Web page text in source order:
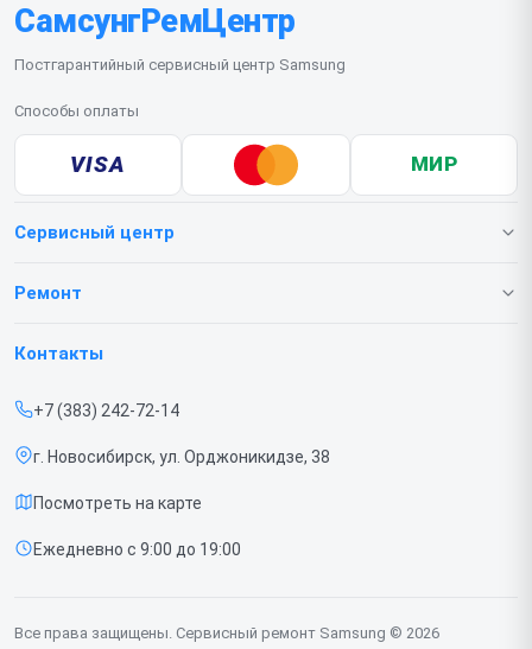
СамсунгРемЦентр
Постгарантийный сервисный центр Samsung
Способы оплаты
VISA МИР
Сервисный центр
О нашем сервисе
Срочный ремонт
Доставка и способы оплаты
Диагностика
Контакты
Ремонт
Телефонов
Контакты
+7 (383) 242-72-14
г. Новосибирск, ул. Орджоникидзе, 38
Посмотреть на карте
Ежедневно с 9:00 до 19:00
Все права защищены. Сервисный ремонт Samsung © 2026